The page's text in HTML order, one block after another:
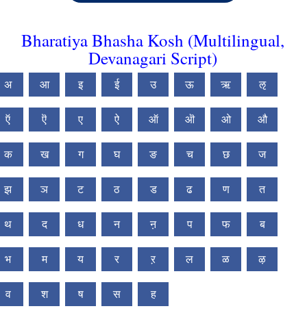
Bharatiya Bhasha Kosh (Multilingual,
Devanagari Script)
अ आ इ ई उ ऊ ऋ ऌ
ऍ ऎ ए ऐ ऑ ऒ ओ औ
क ख ग घ ङ च छ ज
झ ञ ट ठ ड ढ ण त
थ द ध न ऩ प फ ब
भ म य र ऱ ल ळ ऴ
व श ष स ह